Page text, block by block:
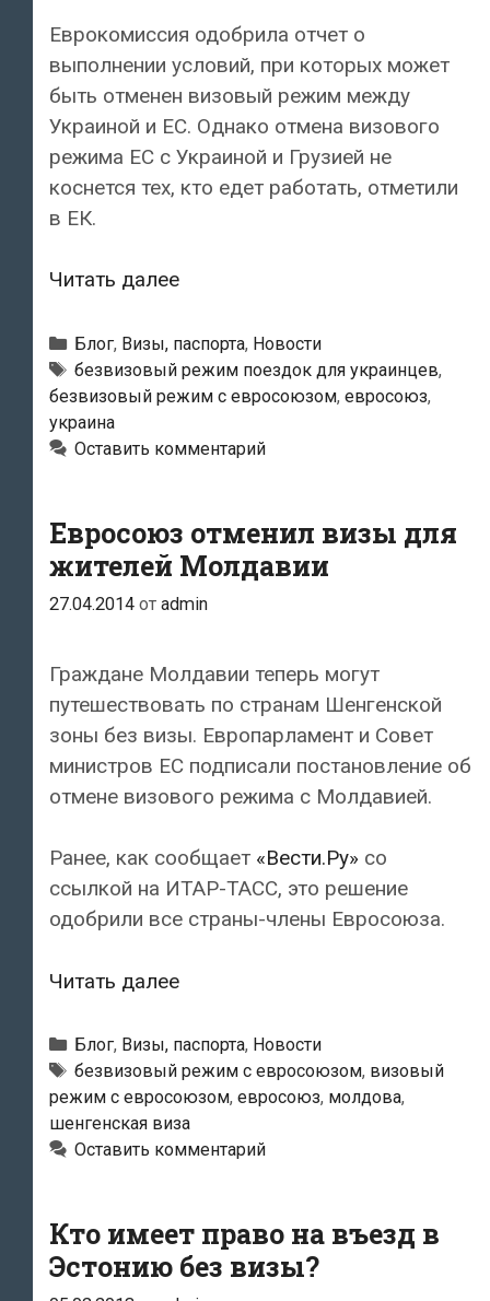
Еврокомиссия одобрила отчет о
выполнении условий, при которых может
быть отменен визовый режим между
Украиной и ЕС. Однако отмена визового
режима ЕС с Украиной и Грузией не
коснется тех, кто едет работать, отметили
в ЕК.
Читать далееЕврокомиссия
рассмотреть
безвизовый
режим
Украины
Рубрики
Блог, Визы, паспорта, Новости
Метки
безвизовый режим поездок для украинцев,
безвизовый режим с евросоюзом, евросоюз,
украина
Оставить комментарий
Евросоюз отменил визы для
жителей Молдавии
27.04.2014 от admin
Граждане Молдавии теперь могут
путешествовать по странам Шенгенской
зоны без визы. Европарламент и Совет
министров ЕС подписали постановление об
отмене визового режима с Молдавией.
Ранее, как сообщает «Вести.Ру» со
ссылкой на ИТАР-ТАСС, это решение
одобрили все страны-члены Евросоюза.
Читать далееЕвросоюз
визы
для
жителей
Молдавии
Рубрики
Блог, Визы, паспорта, Новости
Метки
безвизовый режим с евросоюзом, визовый
режим с евросоюзом, евросоюз, молдова,
шенгенская виза
Оставить комментарий
Кто имеет право на въезд в
Эстонию без визы?